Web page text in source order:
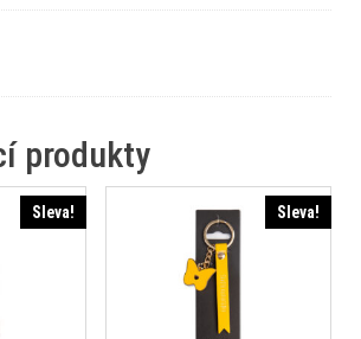
produkty
Sleva! Sleva!